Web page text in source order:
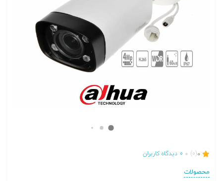
0
(0)
0 دیدگاه کاربران
محصولات